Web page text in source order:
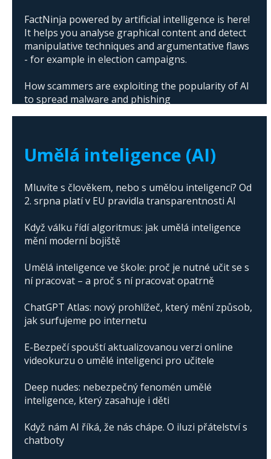
FactNinja powered by artificial intelligence is here!
It helps you analyse graphical content and detect
manipulative techniques and argumentative flaws
- for example in election campaigns.
How scammers are exploiting the popularity of AI
to spread malware and phishing
Umělá inteligence (AI)
Mluvíte s člověkem, nebo s umělou inteligencí? Od
2. srpna platí v EU pravidla transparentnosti AI
Když válku řídí algoritmus: jak umělá inteligence
mění moderní bojiště
Umělá inteligence ve škole: proč je nutné učit se s
ní pracovat – a proč s ní pracovat opatrně
ChatGPT Atlas: nový prohlížeč, který mění způsob,
jak surfujeme po internetu
E-Bezpečí spouští aktualizovanou verzi online
videokurzu o umělé inteligenci pro učitele
Deep nudes: nebezpečný fenomén umělé
inteligence, který zasahuje i děti
Když nám AI říká, že nás chápe. O iluzi přátelství s
chatboty